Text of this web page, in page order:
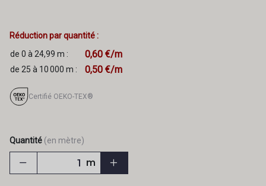
Réduction par quantité :
de 0 à 24,99 m :
0,60 €/m
de 25 à 10 000 m : 0,50 €/m
Certifié OEKO-TEX®
Quantité (en mètre)
m